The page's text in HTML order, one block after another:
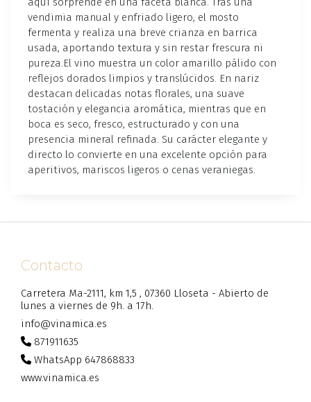
vendimia manual y enfriado ligero, el mosto
fermenta y realiza una breve crianza en barrica
usada, aportando textura y sin restar frescura ni
pureza.El vino muestra un color amarillo pálido con
reflejos dorados limpios y translúcidos. En nariz
destacan delicadas notas florales, una suave
tostación y elegancia aromática, mientras que en
boca es seco, fresco, estructurado y con una
presencia mineral refinada. Su carácter elegante y
directo lo convierte en una excelente opción para
aperitivos, mariscos ligeros o cenas veraniegas.
Contacto
Carretera Ma-2111, km 1,5 , 07360 Lloseta - Abierto de
lunes a viernes de 9h. a 17h.
info@vinamica.es
871911635
WhatsApp 647868833
www.vinamica.es